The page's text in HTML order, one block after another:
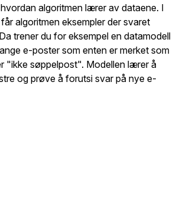
algoritmen lærer av dataene. I
algoritmen eksempler der svaret
trener du for eksempel en datamodell
e-poster som enten er merket som
"ikke søppelpost". Modellen lærer å
og prøve å forutsi svar på nye e-